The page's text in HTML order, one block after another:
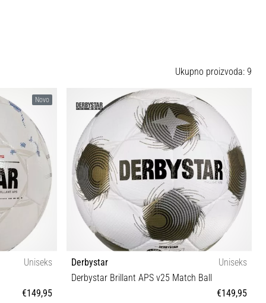
Ukupno proizvoda: 9
Novo
Uniseks
€149,95
Derbystar
Uniseks
Derbystar Brillant APS v25 Match Ball
€149,95